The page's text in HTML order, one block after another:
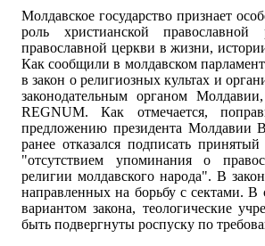
Молдавское государство признает
роль христианской православной
православной церкви в жизни,
Как сообщили в молдавском
в закон о религиозных культах и
законодательным органом
REGNUM. Как отмечается,
предложению президента Молдавии
ранее отказался подписать
"отсутствием упоминания о
религии молдавского народа". В
направленных на борьбу с сектами. В
вариантом закона, теологические
быть подвергнуты роспуску по